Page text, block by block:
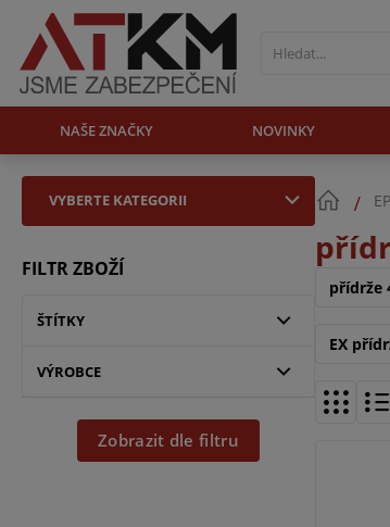
NAŠE ZNAČKY NOVINKY
VYBERTE KATEGORII
FILTR ZBOŽÍ
ŠTÍTKY
VÝROBCE
Zobrazit dle filtru
přídrže
EX